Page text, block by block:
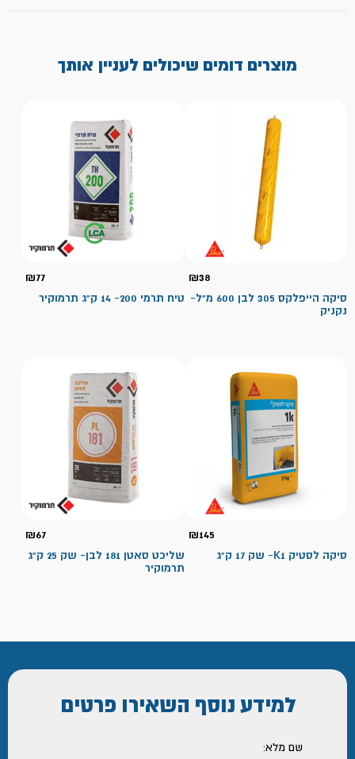
מוצרים דומים שיכולים לעניין אותך
₪38
סיקה הייפלקס 305 לבן 600 מ"ל-
נקניק
₪77
טיח תרמי 200- 14 ק"ג תרמוקיר
₪145
סיקה לסטיק K1- שק 17 ק"ג
₪67
שליכט סאטן 181 לבן- שק 25 ק"ג
תרמוקיר
למידע נוסף השאירו פרטים